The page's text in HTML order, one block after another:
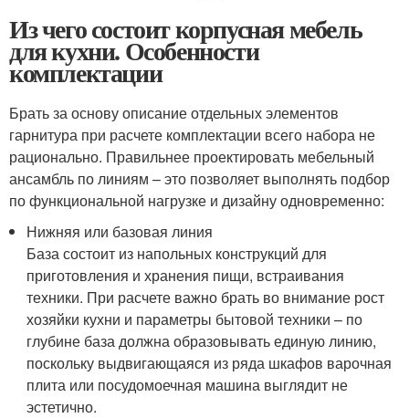
Из чего состоит корпусная мебель
для кухни. Особенности
комплектации
Брать за основу описание отдельных элементов
гарнитура при расчете комплектации всего набора не
рационально. Правильнее проектировать мебельный
ансамбль по линиям – это позволяет выполнять подбор
по функциональной нагрузке и дизайну одновременно:
Нижняя или базовая линия
База состоит из напольных конструкций для
приготовления и хранения пищи, встраивания
техники. При расчете важно брать во внимание рост
хозяйки кухни и параметры бытовой техники – по
глубине база должна образовывать единую линию,
поскольку выдвигающаяся из ряда шкафов варочная
плита или посудомоечная машина выглядит не
эстетично.